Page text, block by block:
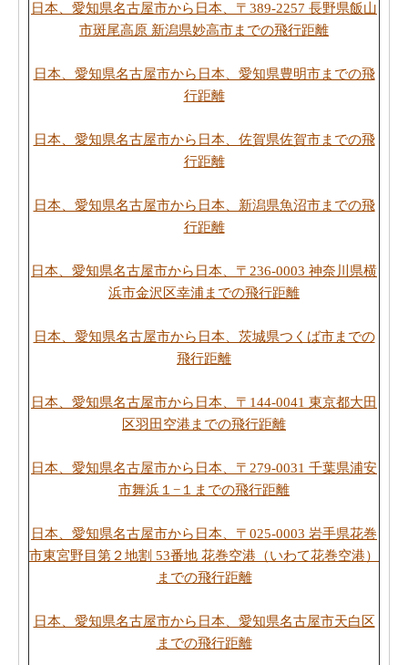
日本、愛知県名古屋市から日本、〒389-2257 長野県飯山
市斑尾高原 新潟県妙高市までの飛行距離
日本、愛知県名古屋市から日本、愛知県豊明市までの飛
行距離
日本、愛知県名古屋市から日本、佐賀県佐賀市までの飛
行距離
日本、愛知県名古屋市から日本、新潟県魚沼市までの飛
行距離
日本、愛知県名古屋市から日本、〒236-0003 神奈川県横
浜市金沢区幸浦までの飛行距離
日本、愛知県名古屋市から日本、茨城県つくば市までの
飛行距離
日本、愛知県名古屋市から日本、〒144-0041 東京都大田
区羽田空港までの飛行距離
日本、愛知県名古屋市から日本、〒279-0031 千葉県浦安
市舞浜１−１までの飛行距離
日本、愛知県名古屋市から日本、〒025-0003 岩手県花巻
市東宮野目第２地割 53番地 花巻空港（いわて花巻空港）
までの飛行距離
日本、愛知県名古屋市から日本、愛知県名古屋市天白区
までの飛行距離